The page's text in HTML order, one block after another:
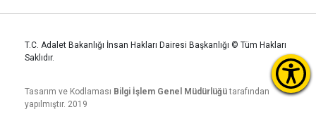
T.C. Adalet Bakanlığı İnsan Hakları Dairesi Başkanlığı © Tüm Hakları
Saklıdır.
Tasarım ve Kodlaması Bilgi İşlem Genel Müdürlüğütarafından
yapılmıştır. 2019